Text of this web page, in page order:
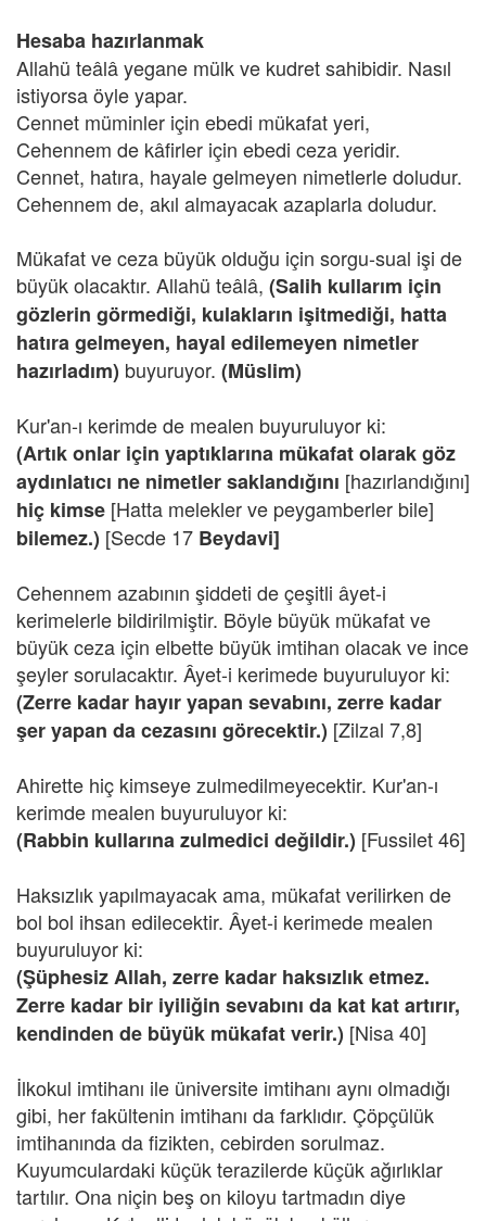
Hesaba hazırlanmak
Allahü teâlâ yegane mülk ve kudret sahibidir. Nasıl
istiyorsa öyle yapar.
Cennet müminler için ebedi mükafat yeri,
Cehennem de kâfirler için ebedi ceza yeridir.
Cennet, hatıra, hayale gelmeyen nimetlerle doludur.
Cehennem de, akıl almayacak azaplarla doludur.
Mükafat ve ceza büyük olduğu için sorgu-sual işi de
büyük olacaktır. Allahü teâlâ, (Salih kullarım için
gözlerin görmediği, kulakların işitmediği, hatta
hatıra gelmeyen, hayal edilemeyen nimetler
hazırladım) buyuruyor. (Müslim)
Kur'an-ı kerimde de mealen buyuruluyor ki:
(Artık onlar için yaptıklarına mükafat olarak göz
aydınlatıcı ne nimetler saklandığını [hazırlandığını]
hiç kimse [Hatta melekler ve peygamberler bile]
bilemez.) [Secde 17 Beydavi]
Cehennem azabının şiddeti de çeşitli âyet-i
kerimelerle bildirilmiştir. Böyle büyük mükafat ve
büyük ceza için elbette büyük imtihan olacak ve ince
şeyler sorulacaktır. Âyet-i kerimede buyuruluyor ki:
(Zerre kadar hayır yapan sevabını, zerre kadar
şer yapan da cezasını görecektir.) [Zilzal 7,8]
Ahirette hiç kimseye zulmedilmeyecektir. Kur'an-ı
kerimde mealen buyuruluyor ki:
(Rabbin kullarına zulmedici değildir.) [Fussilet 46]
Haksızlık yapılmayacak ama, mükafat verilirken de
bol bol ihsan edilecektir. Âyet-i kerimede mealen
buyuruluyor ki:
(Şüphesiz Allah, zerre kadar haksızlık etmez.
Zerre kadar bir iyiliğin sevabını da kat kat artırır,
kendinden de büyük mükafat verir.) [Nisa 40]
İlkokul imtihanı ile üniversite imtihanı aynı olmadığı
gibi, her fakültenin imtihanı da farklıdır. Çöpçülük
imtihanında da fizikten, cebirden sorulmaz.
Kuyumculardaki küçük terazilerde küçük ağırlıklar
tartılır. Ona niçin beş on kiloyu tartmadın diye